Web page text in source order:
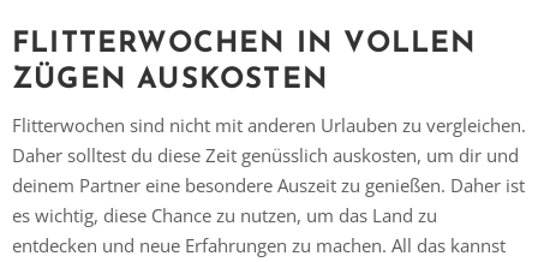
FLITTERWOCHEN IN VOLLEN
ZÜGEN AUSKOSTEN
Flitterwochen sind nicht mit anderen Urlauben zu vergleichen.
Daher solltest du diese Zeit genüsslich auskosten, um dir und
deinem Partner eine besondere Auszeit zu genießen. Daher ist
es wichtig, diese Chance zu nutzen, um das Land zu
entdecken und neue Erfahrungen zu machen. All das kannst